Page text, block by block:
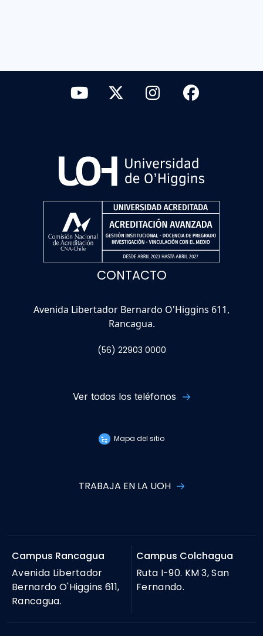
CONTACTO
Avenida Libertador Bernardo O'Higgins 611,
Rancagua.
(56) 22903 0000
Ver todos los teléfonos
Mapa del sitio
TRABAJA EN LA UOH
Campus Rancagua
Avenida Libertador
Bernardo O'Higgins 611,
Rancagua.
Campus Colchagua
Ruta I-90. KM 3, San
Fernando.